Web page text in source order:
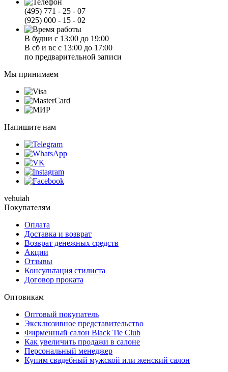
(495) 771 - 25 - 07
(925) 000 - 15 - 02
В будни с 13:00 до 19:00
В сб и вс с 13:00 до 17:00
по предварительной записи
Мы принимаем
Напишите нам
vehuiah
Покупателям
Оплата
Доставка и возврат
Возврат денежных средств
Акции
Отзывы
Консультация стилиста
Договор проката
Оптовикам
Оптовый покупатель
Эксклюзивное представительство
Фирменный салон Black Tie Club
Как увеличить продажи в салоне
Персональный менеджер
Купим свадебный мужской или женский салон